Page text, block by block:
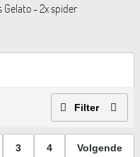
Gelato - 2x spider
Filter
3 4 Volgende